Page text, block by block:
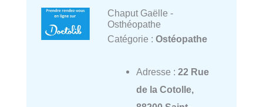
Chaput Gaëlle -
Osthéopathe
Catégorie : Ostéopathe
Adresse : 22 Rue
de la Cotolle,